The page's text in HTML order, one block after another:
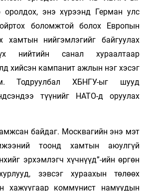
оролдох, энэ хүрээнд Герман улс
боломжтой болох Европын
хамтын нийгэмлэгийг байгуулах
нийтийн санал хураалтаар
хийсэн кампанит ажлын нэг хэсэг
Тодруулбал ХБНГУ-ыг шууд
түүнийг НАТО-д оруулах
байдаг. Моск­вагийн энэ мэт
тоонд хамтын аюулгүй
эрхэм­лэгч хүч­нүүд”-ийн өргөн
зэвсэг хураахын төлөөх
хажуугаар коммунист намуудын